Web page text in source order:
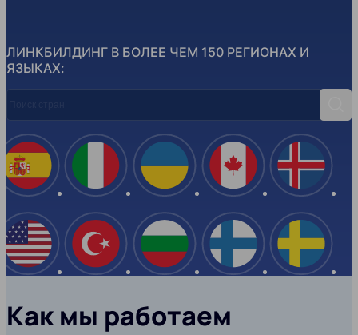
ЛИНКБИЛДИНГ В БОЛЕЕ ЧЕМ 150 РЕГИОНАХ И
ЯЗЫКАХ:
Испания
США
Италия
Турция
Украина
Болгария
Канада
Финляндия
Как мы работаем